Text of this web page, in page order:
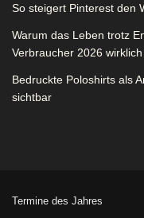
So steigert Pinterest den
Warum das Leben trotz
Verbraucher 2026
Bedruckte Poloshirts als
sichtbar
Termine des Jahres